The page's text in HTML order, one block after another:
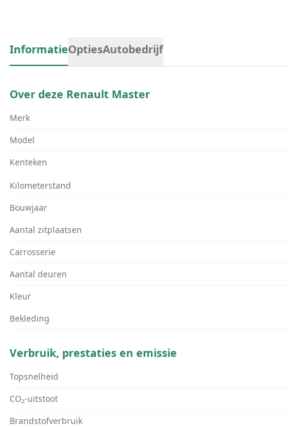
InformatieOptiesAutobedrijf
Over deze Renault Master
Merk
Model
Kenteken
Kilometerstand
Bouwjaar
Aantal zitplaatsen
Carrosserie
Aantal deuren
Kleur
Bekleding
Verbruik, prestaties en emissie
Topsnelheid
CO₂-uitstoot
Brandstofverbruik